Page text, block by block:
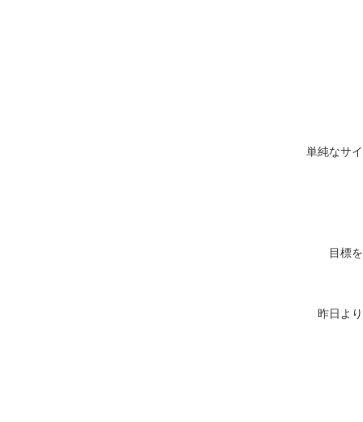
単純なサ
目標
昨日よ